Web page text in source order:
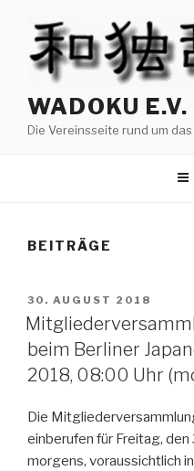
springen
WADOKU E.V.
Die Vereinsseite rund um
BEITRÄGE
VERÖFFENTLICHT
AM
30. AUGUST 2018
beim Berliner
2018, 08:00 Uhr
Die
einberufen für Freitag,
morgens, voraussichtlich